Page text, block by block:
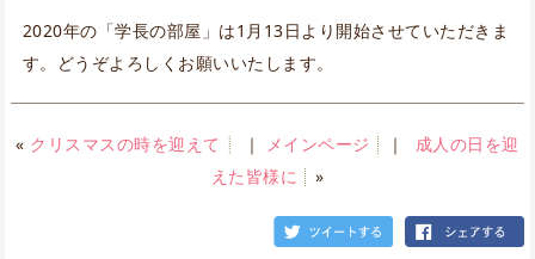
2020年の「学長の部屋」は1月13日より開始させていただきま
す。どうぞよろしくお願いいたします。
« クリスマスの時を迎えて ｜ メインページ ｜ 成人の日を迎
えた皆様に
»